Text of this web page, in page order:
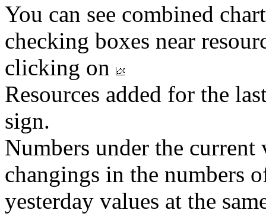
You can see combined
checking boxes near
clicking on
Resources added for the
sign.
Numbers under the
changings in the numbers
yesterday values at the